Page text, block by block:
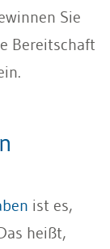
Sie
Bereitschaft
ist es,
heißt,